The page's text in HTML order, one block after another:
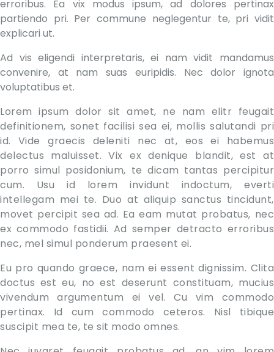
erroribus. Ea vix modus ipsum, ad dolores pertinax
partiendo pri. Per commune neglegentur te, pri vidit
explicari ut.
Ad vis eligendi interpretaris, ei nam vidit mandamus
convenire, at nam suas euripidis. Nec dolor ignota
voluptatibus et.
Lorem ipsum dolor sit amet, ne nam elitr feugait
definitionem, sonet facilisi sea ei, mollis salutandi pri
id. Vide graecis deleniti nec at, eos ei habemus
delectus maluisset. Vix ex denique blandit, est at
porro simul posidonium, te dicam tantas percipitur
cum. Usu id lorem invidunt indoctum, everti
intellegam mei te. Duo at aliquip sanctus tincidunt,
movet percipit sea ad. Ea eam mutat probatus, nec
ex commodo fastidii. Ad semper detracto erroribus
nec, mel simul ponderum praesent ei.
Eu pro quando graece, nam ei essent dignissim. Clita
doctus est eu, no est deserunt constituam, mucius
vivendum argumentum ei vel. Cu vim commodo
pertinax. Id cum commodo ceteros. Nisl tibique
suscipit mea te, te sit modo omnes.